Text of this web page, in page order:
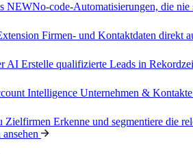
NEWNo-code-Automatisierungen, die nie
Firmen- und Kontaktdaten direkt
AI Erstelle qualifizierte Leads in
Intelligence Unternehmen &
Zielfirmen Erkenne und segmentiere die